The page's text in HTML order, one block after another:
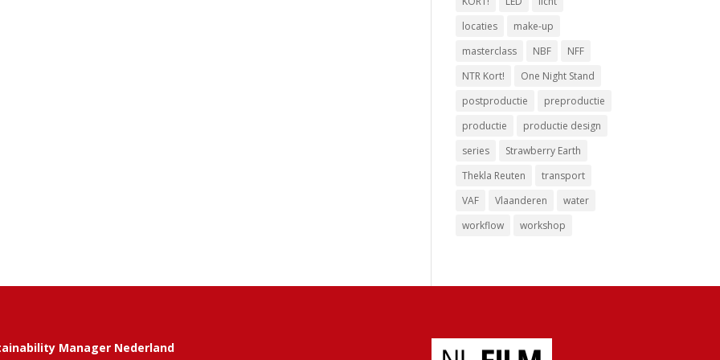
locaties
make-up
masterclass
NBF
NFF
NTR Kort!
One Night Stand
postproductie
preproductie
productie
productie design
series
Strawberry Earth
Thekla Reuten
transport
VAF
Vlaanderen
water
workflow
workshop
Manager Nederland